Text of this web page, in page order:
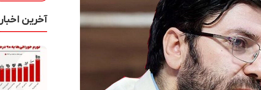
آخرین اخبار